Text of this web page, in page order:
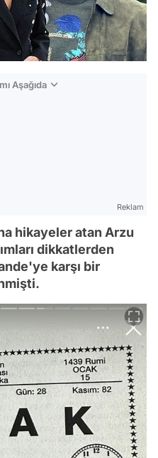
Aşağıda
Reklam
hikayeler atan Arzu
dikkatlerden
karşı bir